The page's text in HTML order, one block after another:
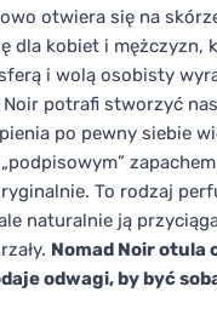
otwiera się na
dla kobiet i mężczyzn,
i wolą osobisty
Noir potrafi stworzyć
po pewny siebie
To rodzaj
naturalnie ją
Nomad Noir otula
odwagi, by być